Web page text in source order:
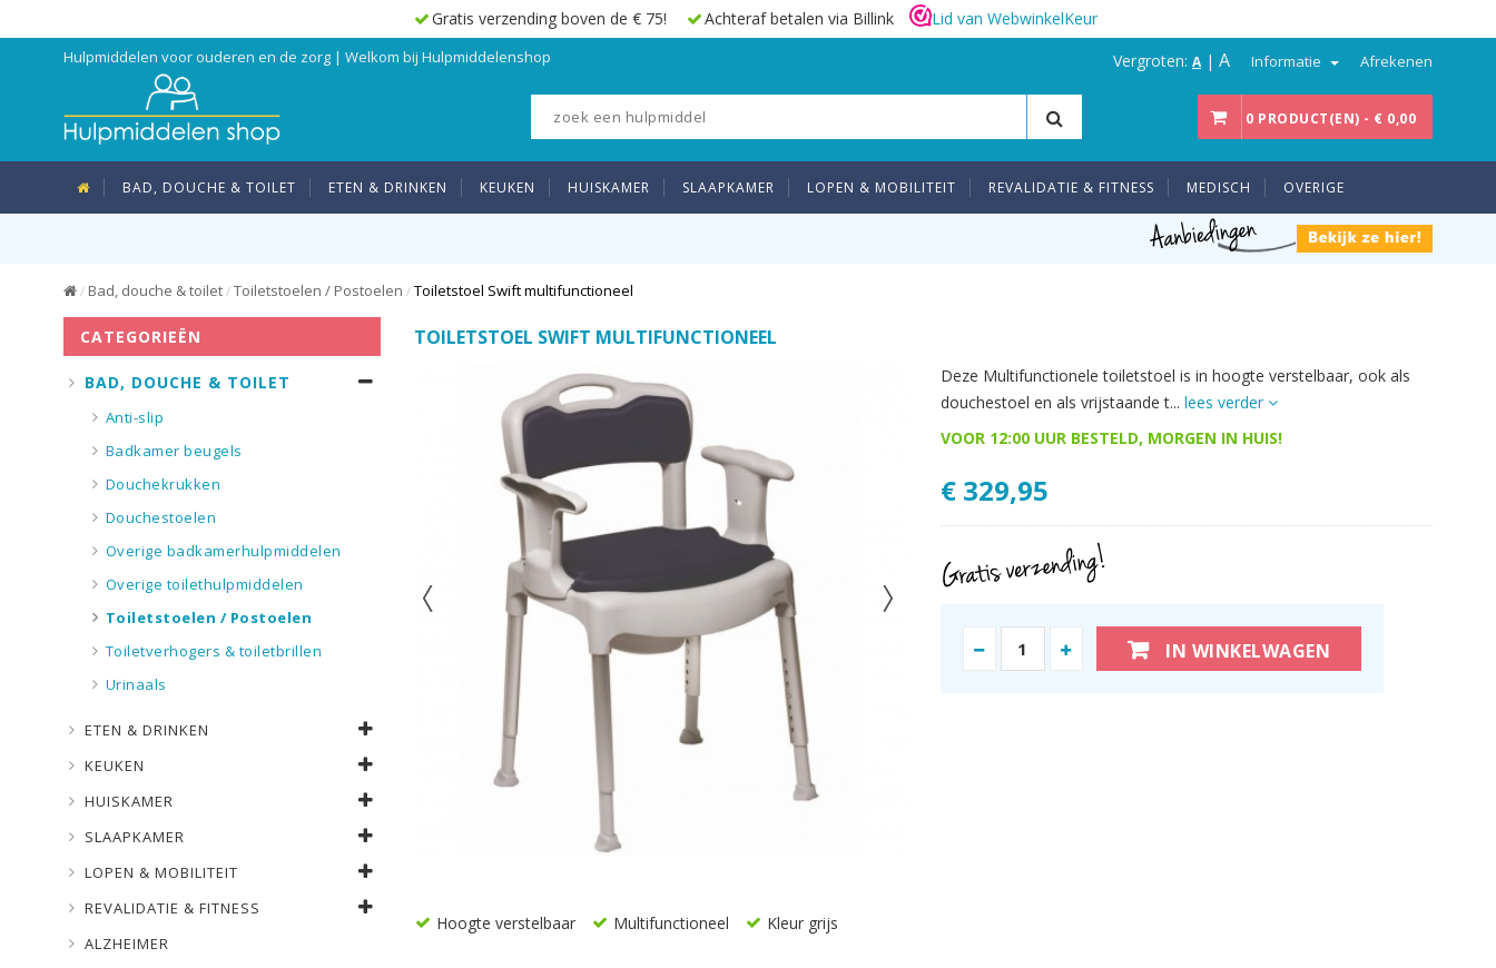
Gratis verzending boven de € 75! Achteraf betalen via Billink Lid van WebwinkelKeur
Hulpmiddelen voor ouderen en de zorg | Welkom bij Hulpmiddelenshop Vergroten: A| A Informatie Afrekenen
0 PRODUCT(EN) - € 0,00
BAD, DOUCHE & TOILET ETEN & DRINKEN KEUKEN HUISKAMER SLAAPKAMER LOPEN & MOBILITEIT REVALIDATIE & FITNESS MEDISCH OVERIGE
/ Bad, douche & toilet / Toiletstoelen / Postoelen / Toiletstoel Swift multifunctioneel
TOILETSTOEL SWIFT MULTIFUNCTIONEEL
Deze Multifunctionele toiletstoel is in hoogte verstelbaar, ook als
douchestoel en als vrijstaande t... lees verder
VOOR 12:00 UUR BESTELD, MORGEN IN HUIS!
€ 329,95
IN WINKELWAGEN
Hoogte verstelbaar Multifunctioneel Kleur grijs
CATEGORIEËN
BAD, DOUCHE & TOILET
Anti-slip
Badkamer beugels
Douchekrukken
Douchestoelen
Overige badkamerhulpmiddelen
Overige toilethulpmiddelen
Toiletstoelen / Postoelen
Toiletverhogers & toiletbrillen
Urinaals
ETEN & DRINKEN
KEUKEN
HUISKAMER
SLAAPKAMER
LOPEN & MOBILITEIT
REVALIDATIE & FITNESS
ALZHEIMER